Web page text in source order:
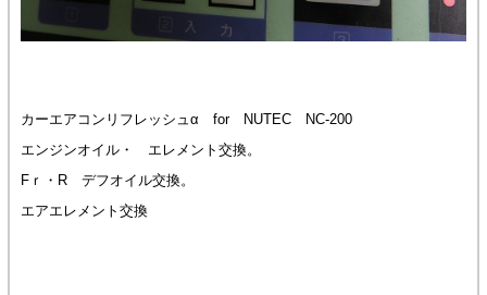
カーエアコンリフレッシュα for NUTEC NC-200
エンジンオイル・ エレメント交換。
Fｒ・R デフオイル交換。
エアエレメント交換